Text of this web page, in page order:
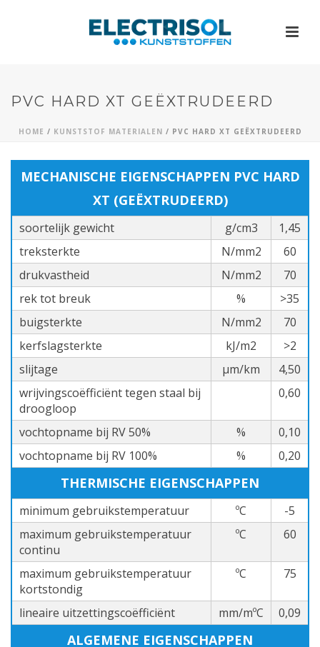
PVC HARD XT GEËXTRUDEERD
HOME / KUNSTSTOF MATERIALEN / PVC HARD XT GEËXTRUDEERD
MECHANISCHE EIGENSCHAPPEN PVC HARD
XT (GEËXTRUDEERD)
soortelijk gewicht g/cm3
1,45
treksterkte
N/mm2
60
drukvastheid
N/mm2
70
rek tot breuk
%
>35
buigsterkte
N/mm2
70
kerfslagsterkte
kJ/m2
>2
slijtage
µm/km
4,50
wrijvingscoëfficiënt tegen staal bij
droogloop
0,60
vochtopname bij RV 50% %
0,10
vochtopname bij RV 100%
% 0,20
THERMISCHE EIGENSCHAPPEN
minimum gebruikstemperatuur ºC
-5
maximum gebruikstemperatuur
continu
ºC 60
maximum gebruikstemperatuur
kortstondig
ºC 75
lineaire uitzettingscoëfficiënt mm/mºC 0,09
ALGEMENE EIGENSCHAPPEN